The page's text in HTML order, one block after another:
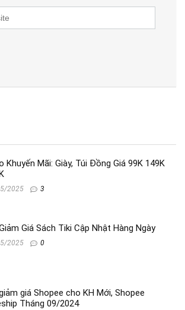
Khuyến Mãi: Giày, Túi Đồng Giá 99K 149K
2025 3
Giá Sách Tiki Cập Nhật Hàng Ngày
2025 0
giá Shopee cho KH Mới, Shopee
Tháng 09/2024